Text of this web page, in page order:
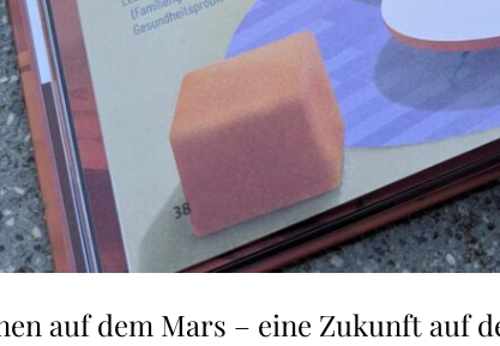
auf dem Mars – eine Zukunft auf